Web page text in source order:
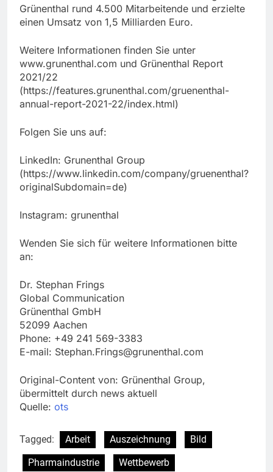
Grünenthal rund 4.500 Mitarbeitende und erzielte
einen Umsatz von 1,5 Milliarden Euro.
Weitere Informationen finden Sie unter
www.grunenthal.com und Grünenthal Report
2021/22
(https://features.grunenthal.com/gruenenthal-
annual-report-2021-22/index.html)
Folgen Sie uns auf:
LinkedIn: Grunenthal Group
(https://www.linkedin.com/company/gruenenthal?
originalSubdomain=de)
Instagram: grunenthal
Wenden Sie sich für weitere Informationen bitte
an:
Dr. Stephan Frings
Global Communication
Grünenthal GmbH
52099 Aachen
Phone: +49 241 569-3383
E-mail: Stephan.Frings@grunenthal.com
Original-Content von: Grünenthal Group,
übermittelt durch news aktuell
Quelle: ots
Tagged: Arbeit Auszeichnung
Bild
Pharmaindustrie
Wettbewerb